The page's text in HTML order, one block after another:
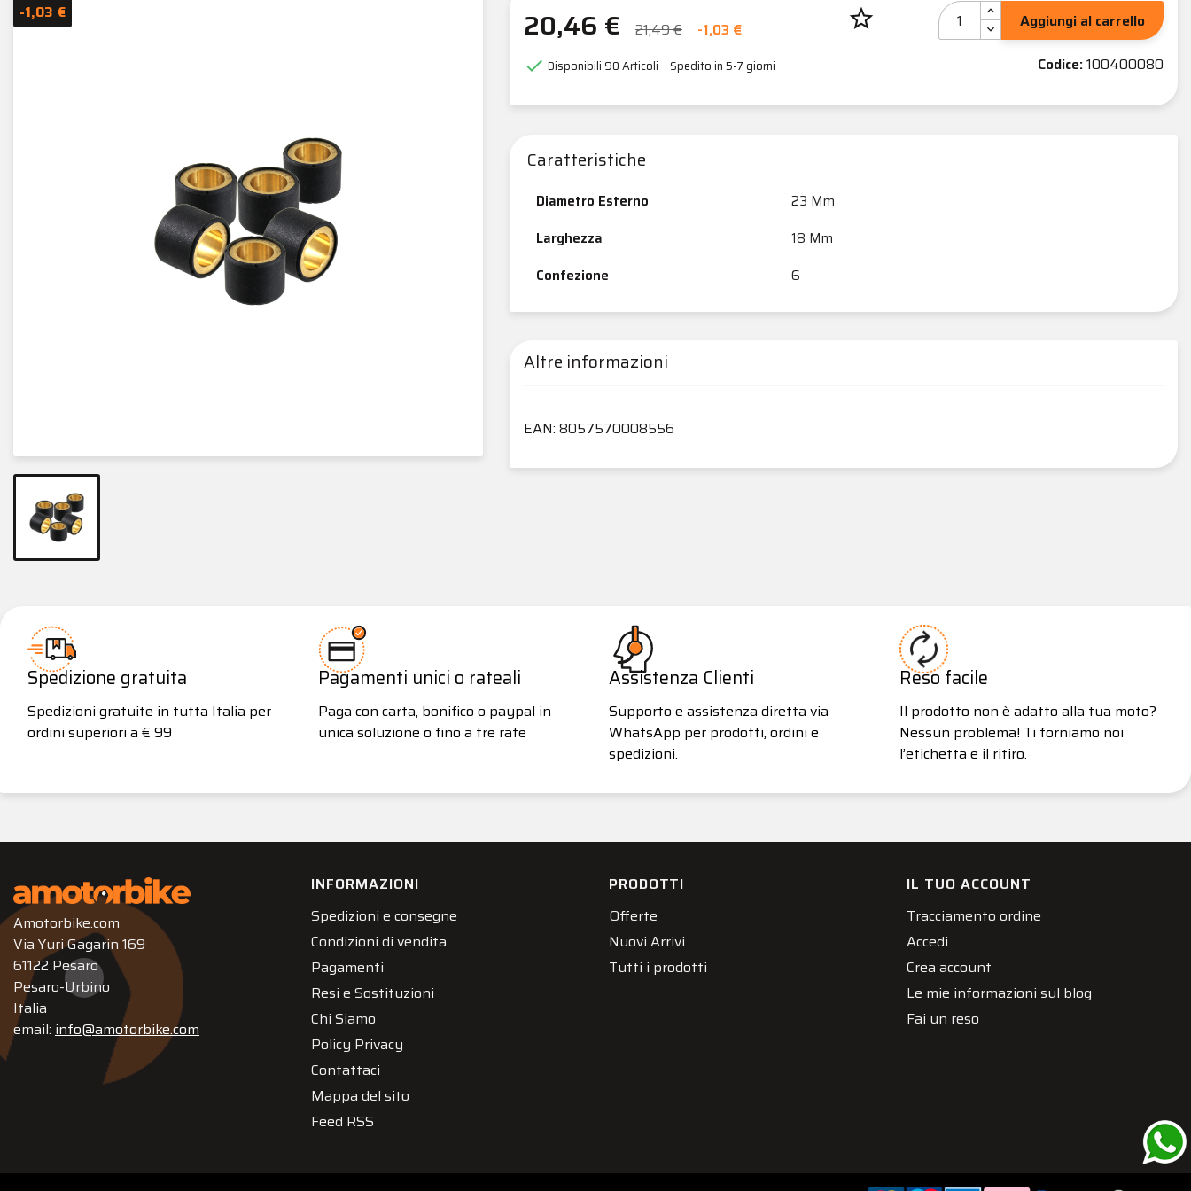
-1,03 € 20,46 € 21,49 € -1,03 €
 Disponibili 90 Articoli Spedito in 5-7 giorni
star_border
Aggiungi al carrello
Codice:100400080
Caratteristiche
Diametro Esterno
23 Mm
Larghezza
18 Mm
Confezione
6
Altre informazioni
EAN: 8057570008556
Spedizione gratuita
Spedizioni gratuite in tutta Italia per
ordini superiori a € 99
Pagamenti unici o rateali
Paga con carta, bonifico o paypal in
unica soluzione o fino a tre rate
Assistenza Clienti
Supporto e assistenza diretta via
WhatsApp per prodotti, ordini e
spedizioni.
Reso facile
Il prodotto non è adatto alla tua moto?
Nessun problema! Ti forniamo noi
l’etichetta e il ritiro.
Amotorbike.com
Via Yuri Gagarin 169
61122 Pesaro
Pesaro-Urbino
Italia
email: info@amotorbike.com
INFORMAZIONI
Spedizioni e consegne
Condizioni di vendita
Pagamenti
Resi e Sostituzioni
Chi Siamo
Policy Privacy
Contattaci
Mappa del sito
Feed RSS
PRODOTTI
Offerte
Nuovi Arrivi
Tutti i prodotti
IL TUO ACCOUNT
Tracciamento ordine
Accedi
Crea account
Le mie informazioni sul blog
Fai un reso